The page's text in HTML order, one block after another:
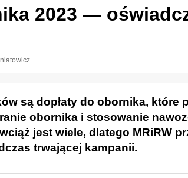
2023 —
są dopłaty do obornika, które
obornika i stosowanie
jest wiele, dlatego MRiRW
trwającej kampanii.